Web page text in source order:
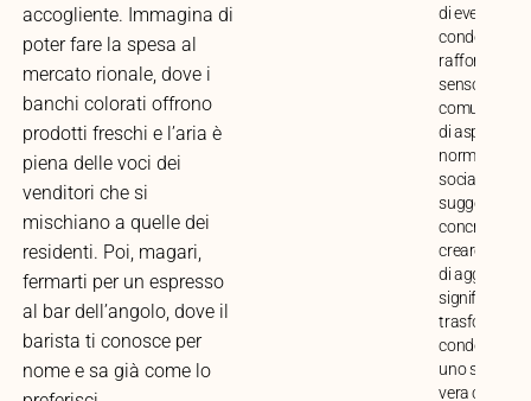
accogliente. Immagina di
poter fare la spesa al
mercato rionale, dove i
banchi colorati offrono
prodotti freschi e l’aria è
piena delle voci dei
venditori che si
mischiano a quelle dei
residenti. Poi, magari,
fermarti per un espresso
al bar dell’angolo, dove il
barista ti conosce per
nome e sa già come lo
di eventi
condominiali
rafforzare il
senso di
comunità.
di aspetti
normativi e
sociali, con
suggerimenti
concreti per
creare
di
significativi e
trasformare il
condominio
uno spazio di
vera